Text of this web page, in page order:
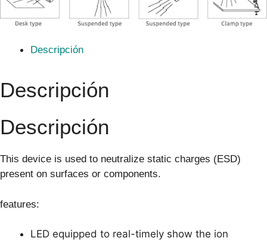
Descripción
Descripción
Descripción
This device is used to neutralize static charges (ESD)
present on surfaces or components.
features:
LED equipped to real-timely show the ion